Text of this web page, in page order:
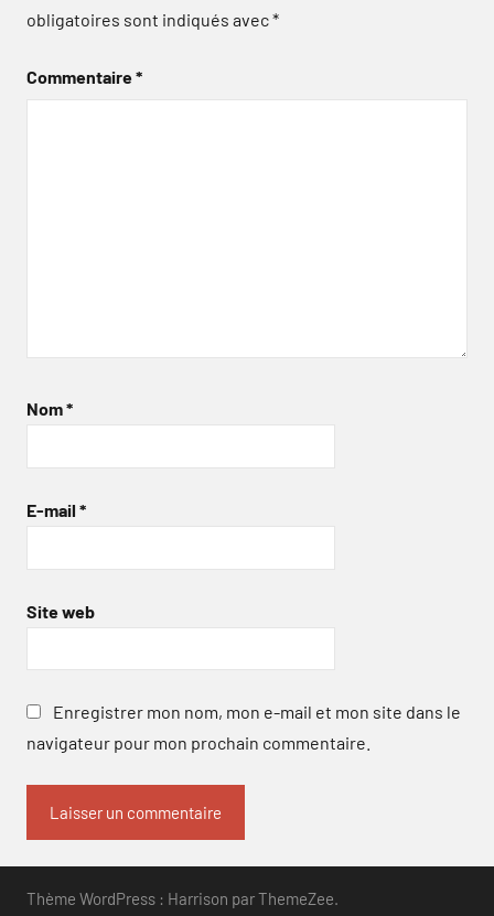
obligatoires sont indiqués avec*
Commentaire*
Nom*
E-mail *
Site web
Enregistrer mon nom, mon e-mail et mon site dans le
navigateur pour mon prochain commentaire.
Thème WordPress : Harrison par ThemeZee.